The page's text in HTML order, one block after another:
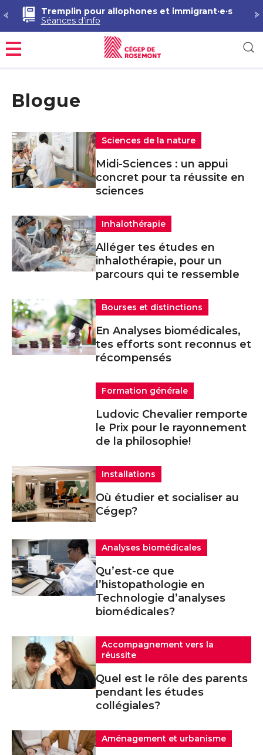
Tremplin pour allophones et immigrant·e·s
Séances d’info
Menu
Blogue
Sciences de la nature
Midi-Sciences : un appui
concret pour ta réussite en
sciences
Inhalothérapie
Alléger tes études en
inhalothérapie, pour un
parcours qui te ressemble
Bourses et distinctions
En Analyses biomédicales,
tes efforts sont reconnus et
récompensés
Formation générale
Ludovic Chevalier remporte
le Prix pour le rayonnement
de la philosophie!
Installations
Où étudier et socialiser au
Cégep?
Analyses biomédicales
Qu’est-ce que
l’histopathologie en
Technologie d’analyses
biomédicales?
Accompagnement vers la
réussite
Quel est le rôle des parents
pendant les études
collégiales?
Aménagement et urbanisme